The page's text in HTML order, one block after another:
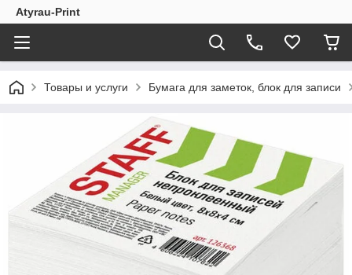
Atyrau-Print
Товары и услуги Бумага для заметок, блок для записи